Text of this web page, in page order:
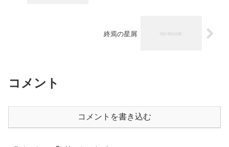
終焉の星屑
コメント
コメントを書き込む